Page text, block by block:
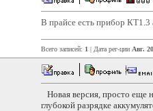
В прайсе есть прибор КТ1.3
Всего записей: 1 | Дата рег-ции Авг.
Новая версия, просто еще
глубокой разрядке